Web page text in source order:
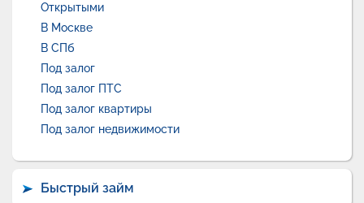
Открытыми
В Москве
В СПб
Под залог
Под залог ПТС
Под залог квартиры
Под залог недвижимости
Быстрый займ